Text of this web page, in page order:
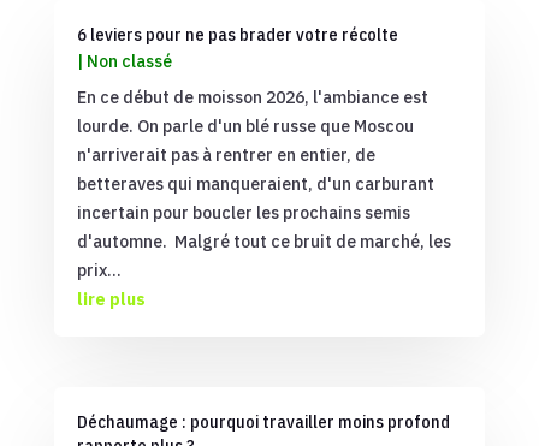
6 leviers pour ne pas brader votre récolte
Non classé
En ce début de moisson 2026, l'ambiance est
lourde. On parle d'un blé russe que Moscou
n'arriverait pas à rentrer en entier, de
betteraves qui manqueraient, d'un carburant
incertain pour boucler les prochains semis
d'automne. Malgré tout ce bruit de marché, les
prix...
lire plus
Déchaumage : pourquoi travailler moins profond